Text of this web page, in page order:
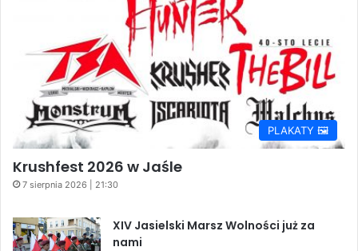
PLAKATY 🖼️
Krushfest 2026 w Jaśle
7 sierpnia 2026 | 21:30
XIV Jasielski Marsz Wolności już za
nami